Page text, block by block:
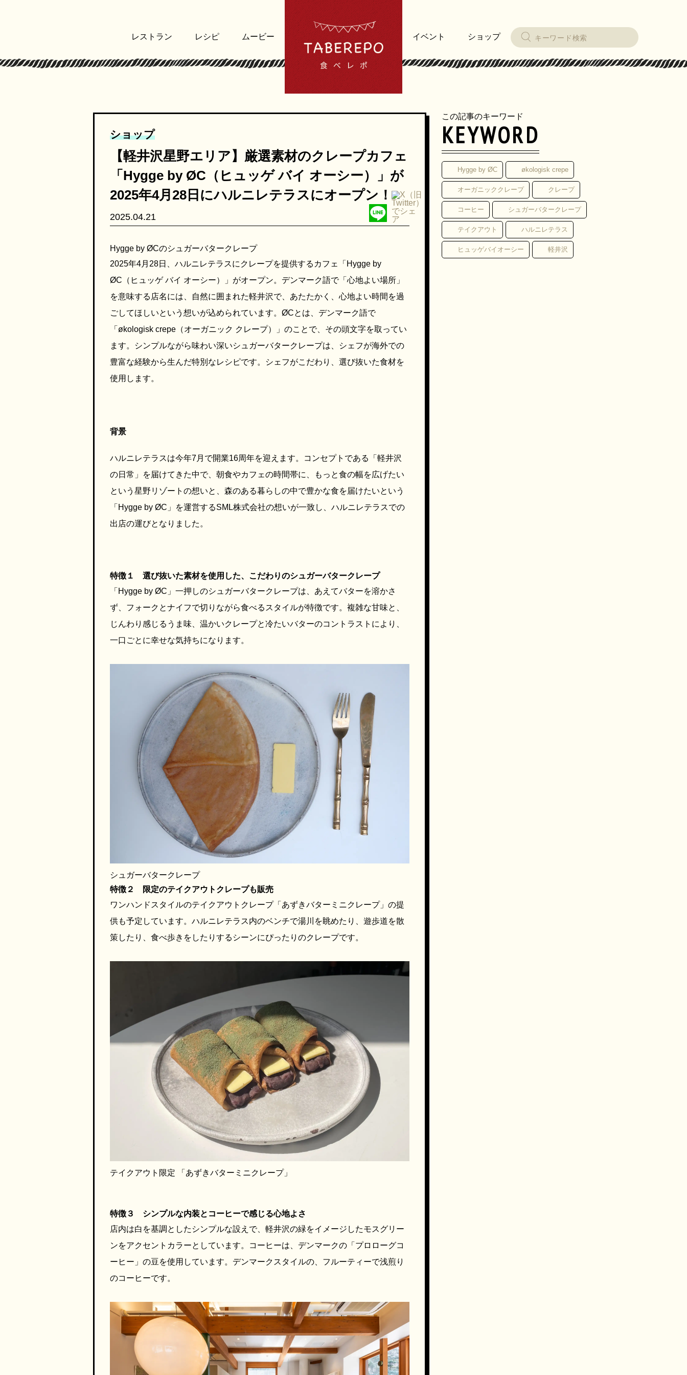
レストラン レシピ ムービー イベント ショップ
ショップ
【軽井沢星野エリア】厳選素材のクレープカフェ
「Hygge by ØC（ヒュッゲ バイ オーシー）」が
2025年4月28日にハルニレテラスにオープン！
2025.04.21
Hygge by ØCのシュガーバタークレープ
2025年4月28日、ハルニレテラスにクレープを提供するカフェ「Hygge by
ØC（ヒュッゲ バイ オーシー）」がオープン。デンマーク語で「心地よい場所」
を意味する店名には、自然に囲まれた軽井沢で、あたたかく、心地よい時間を過
ごしてほしいという想いが込められています。ØCとは、デンマーク語で
「økologisk crepe（オーガニック クレープ）」のことで、その頭文字を取ってい
ます。シンプルながら味わい深いシュガーバタークレープは、シェフが海外での
豊富な経験から生んだ特別なレシピです。シェフがこだわり、選び抜いた食材を
使用します。
背景
ハルニレテラスは今年7月で開業16周年を迎えます。コンセプトである「軽井沢
の日常」を届けてきた中で、朝食やカフェの時間帯に、もっと食の幅を広げたい
という星野リゾートの想いと、森のある暮らしの中で豊かな食を届けたいという
「Hygge by ØC」を運営するSML株式会社の想いが一致し、ハルニレテラスでの
出店の運びとなりました。
特徴１ 選び抜いた素材を使用した、こだわりのシュガーバタークレープ
「Hygge by ØC」一押しのシュガーバタークレープは、あえてバターを溶かさ
ず、フォークとナイフで切りながら食べるスタイルが特徴です。複雑な甘味と、
じんわり感じるうま味、温かいクレープと冷たいバターのコントラストにより、
一口ごとに幸せな気持ちになります。
シュガーバタークレープ
特徴２ 限定のテイクアウトクレープも販売
ワンハンドスタイルのテイクアウトクレープ「あずきバターミニクレープ」の提
供も予定しています。ハルニレテラス内のベンチで湯川を眺めたり、遊歩道を散
策したり、食べ歩きをしたりするシーンにぴったりのクレープです。
テイクアウト限定 「あずきバターミニクレープ」
特徴３ シンプルな内装とコーヒーで感じる心地よさ
店内は白を基調としたシンプルな設えで、軽井沢の緑をイメージしたモスグリー
ンをアクセントカラーとしています。コーヒーは、デンマークの「プロローグコ
ーヒー」の豆を使用しています。デンマークスタイルの、フルーティーで浅煎り
のコーヒーです。
この記事のキーワード
KEYWORD
Hygge by ØC økologisk crepe
オーガニッククレープ クレープ
コーヒー シュガーバタークレープ
テイクアウト ハルニレテラス
ヒュッゲバイオーシー 軽井沢